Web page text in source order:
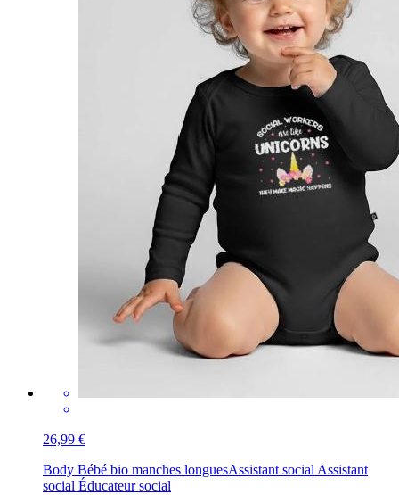
26,99 €
Body Bébé bio manches longuesAssistant social Assistant
social Éducateur social